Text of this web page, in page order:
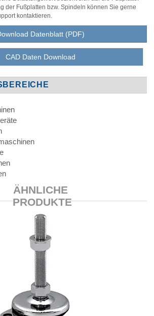
der Fußplatten bzw. Spindeln können Sie gerne
kontaktieren.
Datenblatt (PDF)
CAD Daten Download
ÄHNLICHE
PRODUKTE